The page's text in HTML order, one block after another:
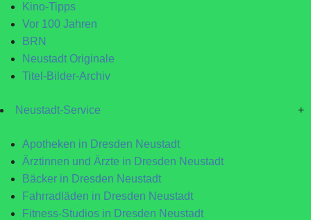
Kino-Tipps
Vor 100 Jahren
BRN
Neustadt Originale
Titel-Bilder-Archiv
Neustadt-Service +
Apotheken in Dresden Neustadt
Ärztinnen und Ärzte in Dresden Neustadt
Bäcker in Dresden Neustadt
Fahrradläden in Dresden Neustadt
Fitness-Studios in Dresden Neustadt